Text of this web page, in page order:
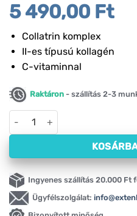
5 490,00 Ft
Collatrin komplex
II-es típusú kollagén
C-vitaminnal
Raktáron - szállítás 2-3
Collaflex Oleofarm (60
Ingyenes szállítás 20.000 Ft
Ügyfélszolgálat: